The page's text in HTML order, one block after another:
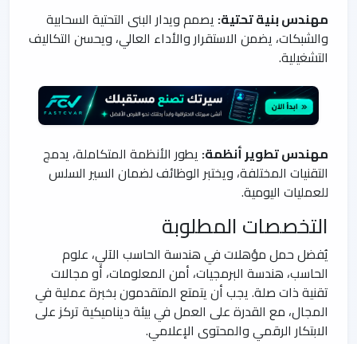
مهندس بنية تحتية: يصمم ويدار البنى التحتية السحابية
والشبكات، يضمن الاستقرار والأداء العالي، ويحسن التكاليف
التشغيلية.
مهندس تطوير أنظمة: يطور الأنظمة المتكاملة، يدمج
التقنيات المختلفة، ويختبر الوظائف لضمان السير السلس
للعمليات اليومية.
التخصصات المطلوبة
يُفضل حمل مؤهلات في هندسة الحاسب الآلي، علوم
الحاسب، هندسة البرمجيات، أمن المعلومات، أو مجالات
تقنية ذات صلة. يجب أن يتمتع المتقدمون بخبرة عملية في
المجال، مع القدرة على العمل في بيئة ديناميكية تركز على
الابتكار الرقمي والمحتوى الإعلامي.